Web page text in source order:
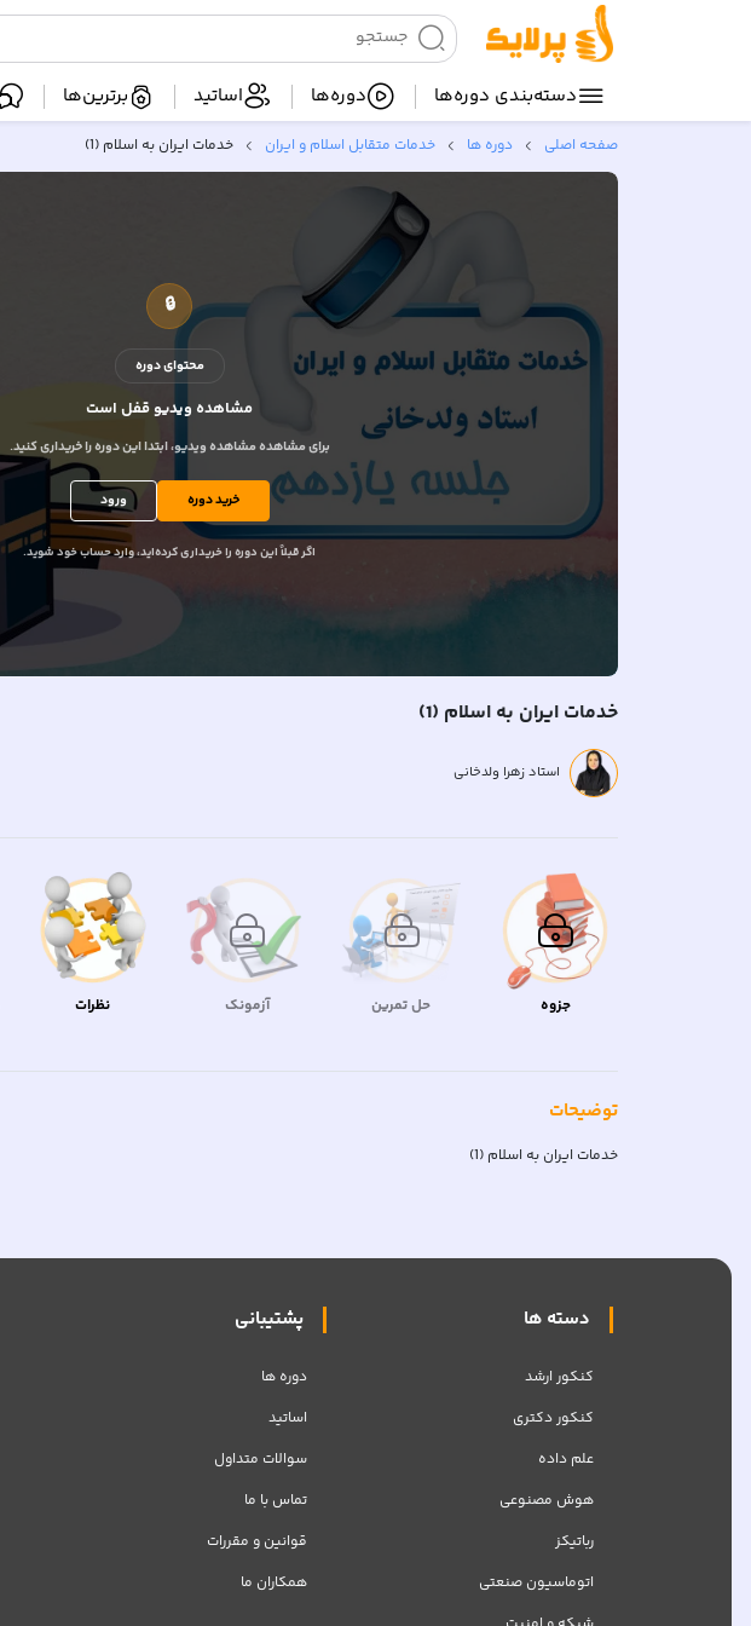
دسته‌بندی‌ دوره‌ها دوره‌ها اساتید برترین‌ها
صفحه اصلی دوره ها خدمات متقابل اسلام و ایران خدمات ایران به اسلام (1)
🔒
محتوای دوره
مشاهده ویدیوقفل است
برای مشاهده مشاهده ویدیو، ابتدا این دوره را خریداری کنید.
خرید دوره ورود
اگر قبلاًاین دوره را خریداری کرده‌اید، وارد حساب خود شوید.
خدمات ایران به اسلام (1)
استاد زهرا ولدخانی
جزوه حل تمرین آزمونک نظرات
توضیحات
خدمات ایران به اسلام (1)
دسته ها
کنکور ارشد
کنکور دکتری
علم داده
هوش مصنوعی
رباتیکز
اتوماسیون صنعتی
پشتیبانی
دوره ها
اساتید
سوالات متداول
تماس با ما
قوانین و مقررات
همکاران ما